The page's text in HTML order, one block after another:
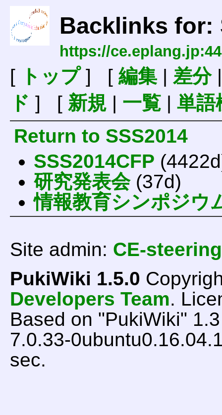
Backlinks for:
https://
[ トップ] [ 編集| 差分
ド ] [ 新規| 一覧| 単語
Return to SSS2014
SSS2014CFP
研究発表会(37d)
情報教育シンポジウ
Site admin: CE-steering
PukiWiki 1.5.0
Developers Team.
Based on "PukiWiki"
7.0.33-
sec.